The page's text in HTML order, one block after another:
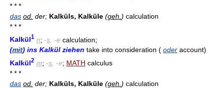
* * *
das od. der; Kalküls, Kalküle (geh. ) calculation
* * *
Kalkül1 n; -s , -e calculation;
(mit) ins Kalkül ziehen take into consideration ( oder account)
Kalkül2 m; -s , -e; MATH calculus
* * *
das od. der; Kalküls, Kalküle (geh. ) calculation